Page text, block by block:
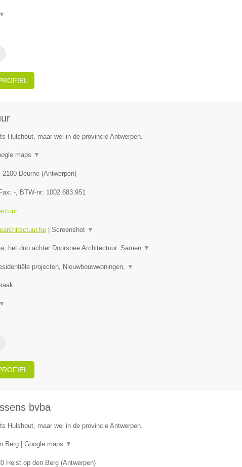
▼
Hulshout, maar wel in de provincie Antwerpen.
maps ▼
2100 Deurne(Antwerpen)
-, BTW-nr: 1002.683.951
| Screenshot ▼
het duo achter Doorsnee Architectuur. Samen ▼
projecten, Nieuwbouwwoningen, ▼
▼
bvba
Hulshout, maar wel in de provincie Antwerpen.
Berg| Google maps ▼
Heist op den Berg(Antwerpen)